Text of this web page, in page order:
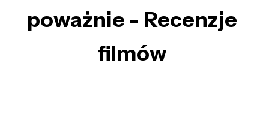
poważnie - Recenzje
filmów